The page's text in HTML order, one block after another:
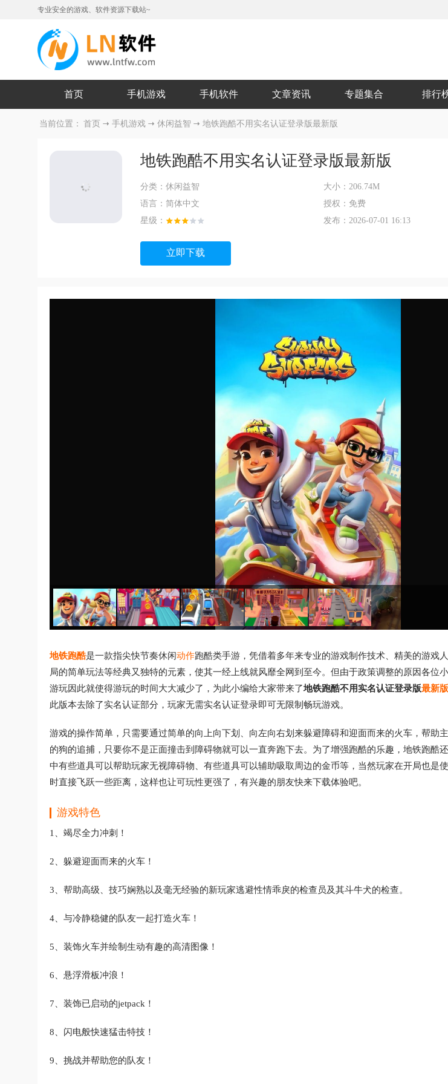
专业安全的游戏、软件资源下载站~
首页 手机游戏 手机软件 文章资讯 专题集合 排行
当前位置： 首页 手机游戏 休闲益智 地铁跑酷不用实名认证登录版最新版
地铁跑酷不用实名认证登录版最新版
分类： 休闲益智 大小：206.74M
语言： 简体中文 授权： 免费
星级：
发布：2026-07-01 16:13
立即下载
地铁跑酷是一款指尖快节奏休闲动作跑酷类手游，凭借着多年来专业的游戏制作技术、精美的游戏
局的简单玩法等经典又独特的元素，使其一经上线就风靡全网到至今。但由于政策调整的原因各位
游玩因此就使得游玩的时间大大减少了，为此小编给大家带来了地铁跑酷不用实名认证登录版最新版
此版本去除了实名认证部分，玩家无需实名认证登录即可无限制畅玩游戏。
游戏的操作简单，只需要通过简单的向上向下划、向左向右划来躲避障碍和迎面而来的火车，帮助
的狗的追捕，只要你不是正面撞击到障碍物就可以一直奔跑下去。为了增强跑酷的乐趣，地铁跑酷
中有些道具可以帮助玩家无视障碍物、有些道具可以辅助吸取周边的金币等，当然玩家在开局也是
时直接飞跃一些距离，这样也让可玩性更强了，有兴趣的朋友快来下载体验吧。
游戏特色
1、竭尽全力冲刺！
2、躲避迎面而来的火车！
3、帮助高级、技巧娴熟以及毫无经验的新玩家逃避性情乖戾的检查员及其斗牛犬的检查。
4、与冷静稳健的队友一起打造火车！
5、装饰火车并绘制生动有趣的高清图像！
6、悬浮滑板冲浪！
7、装饰已启动的jetpack！
8、闪电般快速猛击特技！
9、挑战并帮助您的队友！